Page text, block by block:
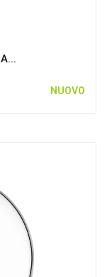
NUOVO